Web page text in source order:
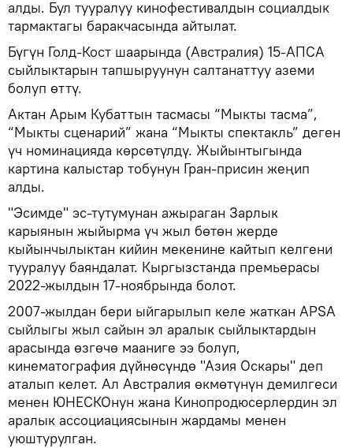
алды. Бул тууралуу кинофестивалдын социалдык
тармактагы баракчасында айтылат.
Бүгүн Голд-Кост шаарында (Австралия) 15-АПСА
сыйлыктарын тапшыруунун салтанаттуу аземи
болуп өттү.
Актан Арым Кубаттын тасмасы “Мыкты тасма”,
“Мыкты сценарий” жана “Мыкты спектакль” деген
үч номинацияда көрсөтүлдү. Жыйынтыгында
картина калыстар тобунун Гран-присин жеңип
алды.
"Эсимде" эс-тутумунан ажыраган Зарлык
карыянын жыйырма үч жыл бөтөн жерде
кыйынчылыктан кийин мекенине кайтып келгени
тууралуу баяндалат. Кыргызстанда премьерасы
2022-жылдын 17-ноябрында болот.
2007-жылдан бери ыйгарылып келе жаткан APSA
сыйлыгы жыл сайын эл аралык сыйлыктардын
арасында өзгөчө мааниге ээ болуп,
кинематография дүйнөсүндө "Азия Оскары" деп
аталып келет. Ал Австралия өкмөтүнүн демилгеси
менен ЮНЕСКОнун жана Кинопродюсерлердин эл
аралык ассоциациясынын жардамы менен
уюштурулган.